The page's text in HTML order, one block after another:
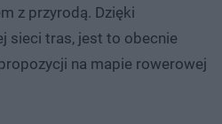
z przyrodą. Dzięki
sieci tras, jest to obecnie
na mapie rowerowej